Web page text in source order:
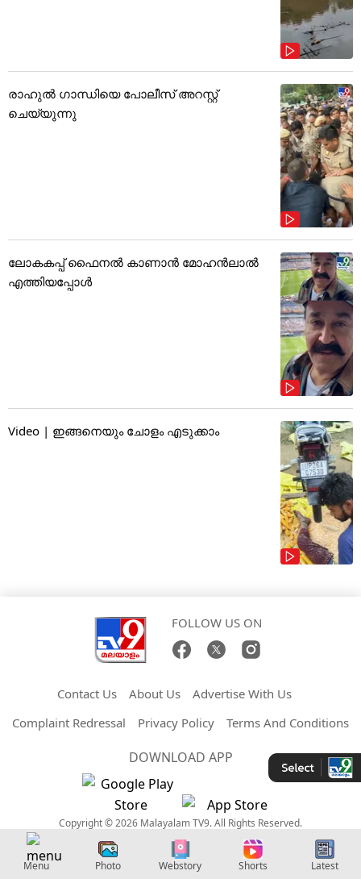
രാഹുൽ ഗാന്ധിയെ പോലീസ് അറസ്റ്റ്
ചെയ്യുന്നു
ലോകകപ്പ് ഫൈനൽ കാണാൻ മോഹൻലാൽ
എത്തിയപ്പോൾ
Video | ഇങ്ങനെയും ചോളം എടുക്കാം
FOLLOW US ON
Contact Us About Us
Advertise With Us
Complaint Redressal
Privacy Policy Terms And Conditions
DOWNLOAD APP
Copyright © 2026 Malayalam TV9. All Rights Reserved.
Menu Photo Webstory Shorts Latest